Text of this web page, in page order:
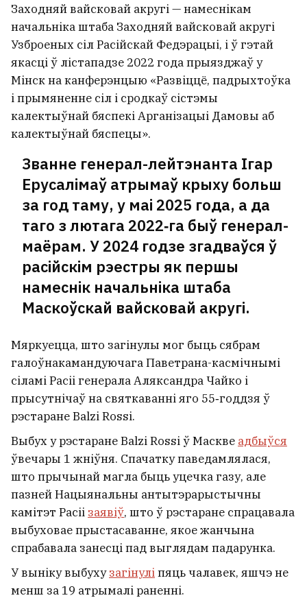
Заходняй вайсковай акругі — намеснікам
начальніка штаба Заходняй вайсковай акругі
Узброеных сіл Расійскай Федэрацыі, і ў гэтай
якасці ў лістападзе 2022 года прыязджаў у
Мінск на канферэнцыю «Развіццё, падрыхтоўка
і прымяненне сіл і сродкаў сістэмы
калектыўнай бяспекі Арганізацыі Дамовы аб
калектыўнай бяспецы».
Званне генерал-лейтэнанта Ігар
Ерусалімаў атрымаў крыху больш
за год таму, у маі 2025 года, а да
таго з лютага 2022‑га быў генерал-
маёрам. У 2024 годзе згадваўся ў
расійскім рэестры як першы
намеснік начальніка штаба
Маскоўскай вайсковай акругі.
Мяркуецца, што загінулы мог быць сябрам
галоўнакамандуючага Паветрана-касмічнымі
сіламі Расіі генерала Аляксандра Чайко і
прысутнічаў на святкаванні яго 55‑годдзя ў
рэстаране Balzi Rossi.
Выбух у рэстаране Balzi Rossi ў Маскве адбыўся
ўвечары 1 жніўня. Спачатку паведамлялася,
што прычынай магла быць уцечка газу, але
пазней Нацыянальны антытэрарыстычны
камітэт Расіі заявіў, што ў рэстаране спрацавала
выбуховае прыстасаванне, якое жанчына
спрабавала занесці пад выглядам падарунка.
У выніку выбухузагінуліпяць чалавек, яшчэ не
менш за 19 атрымалі раненні.